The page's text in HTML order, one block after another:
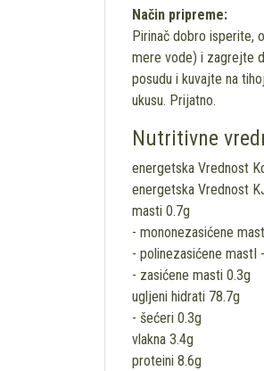
Način pripreme:
Pirinač dobro isperite,
mere vode) i zagrejte
posudu i kuvajte na
ukusu. Prijatno.
Nutritivne
energetska Vrednost
energetska Vrednost
masti 0.7g
- mononezasićene
- polinezasićene mastI
- zasićene masti 0.3g
ugljeni hidrati 78.7g
- šećeri 0.3g
vlakna 3.4g
proteini 8.6g